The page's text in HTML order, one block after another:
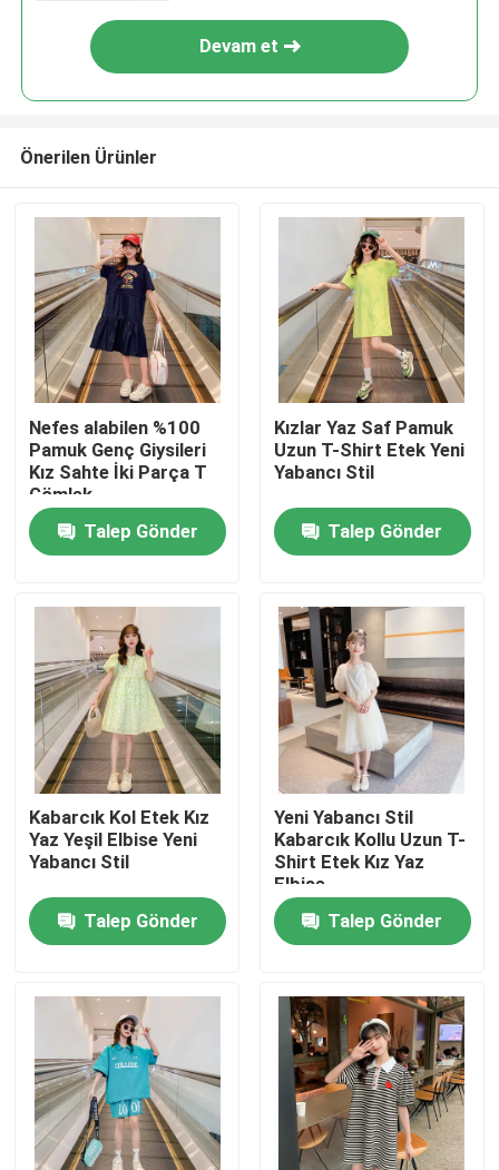
Ana sayfa
Kişiler
Ürünler
Moda Çocuk Giyim
Genç Erkek Giysileri
Çocuk Giyim Seti
Sıcak Çocuk Montları
Çocuk Pantolonları
Devam et
Önerilen Ürünler
Nefes alabilen %100
Pamuk Genç Giysileri
Kız Sahte İki Parça T
Gömlek
Talep Gönder
Kızlar Yaz Saf Pamuk
Uzun T-Shirt Etek Yeni
Yabancı Stil
Talep Gönder
Kabarcık Kol Etek Kız
Yaz Yeşil Elbise Yeni
Yabancı Stil
Talep Gönder
Yeni Yabancı Stil
Kabarcık Kollu Uzun T-
Shirt Etek Kız Yaz
Elbise
Talep Gönder